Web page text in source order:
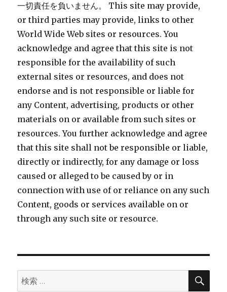
一切責任を負いません。 This site may provide,
or third parties may provide, links to other
World Wide Web sites or resources. You
acknowledge and agree that this site is not
responsible for the availability of such
external sites or resources, and does not
endorse and is not responsible or liable for
any Content, advertising, products or other
materials on or available from such sites or
resources. You further acknowledge and agree
that this site shall not be responsible or liable,
directly or indirectly, for any damage or loss
caused or alleged to be caused by or in
connection with use of or reliance on any such
Content, goods or services available on or
through any such site or resource.
検
検